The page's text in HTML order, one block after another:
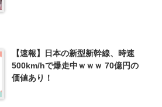
【速報】日本の新型新幹線、時速
500km/hで爆走中ｗｗｗ 70億円の
価値あり！